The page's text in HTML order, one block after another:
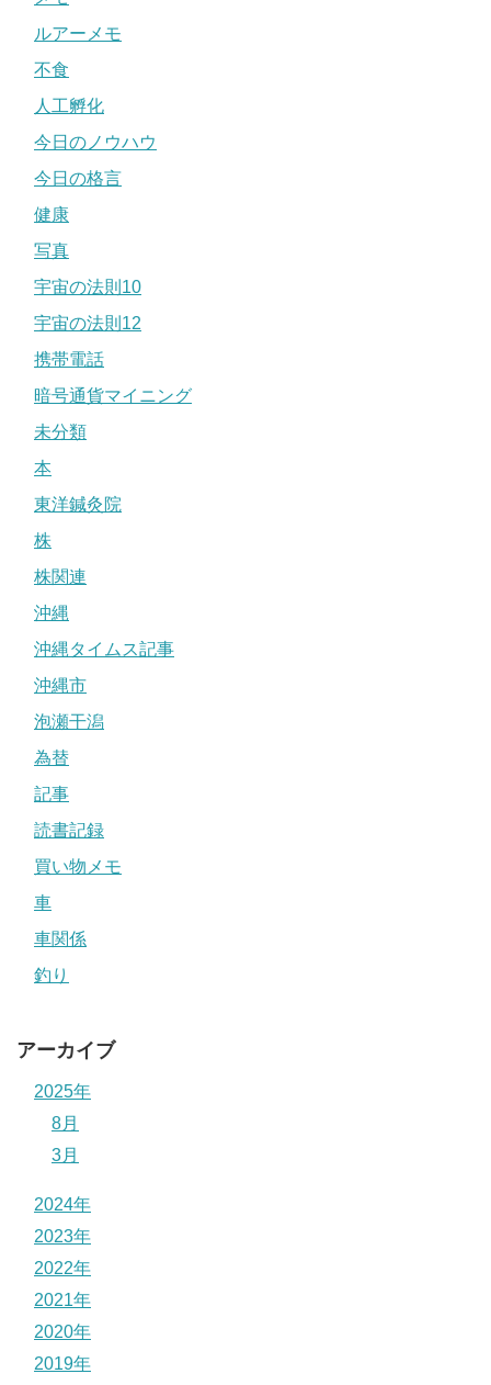
ルアーメモ
不食
人工孵化
今日のノウハウ
今日の格言
健康
写真
宇宙の法則10
宇宙の法則12
携帯電話
暗号通貨マイニング
未分類
本
東洋鍼灸院
株
株関連
沖縄
沖縄タイムス記事
沖縄市
泡瀬干潟
為替
記事
読書記録
買い物メモ
車
車関係
釣り
アーカイブ
2025年
8月
3月
2024年
2023年
2022年
2021年
2020年
2019年